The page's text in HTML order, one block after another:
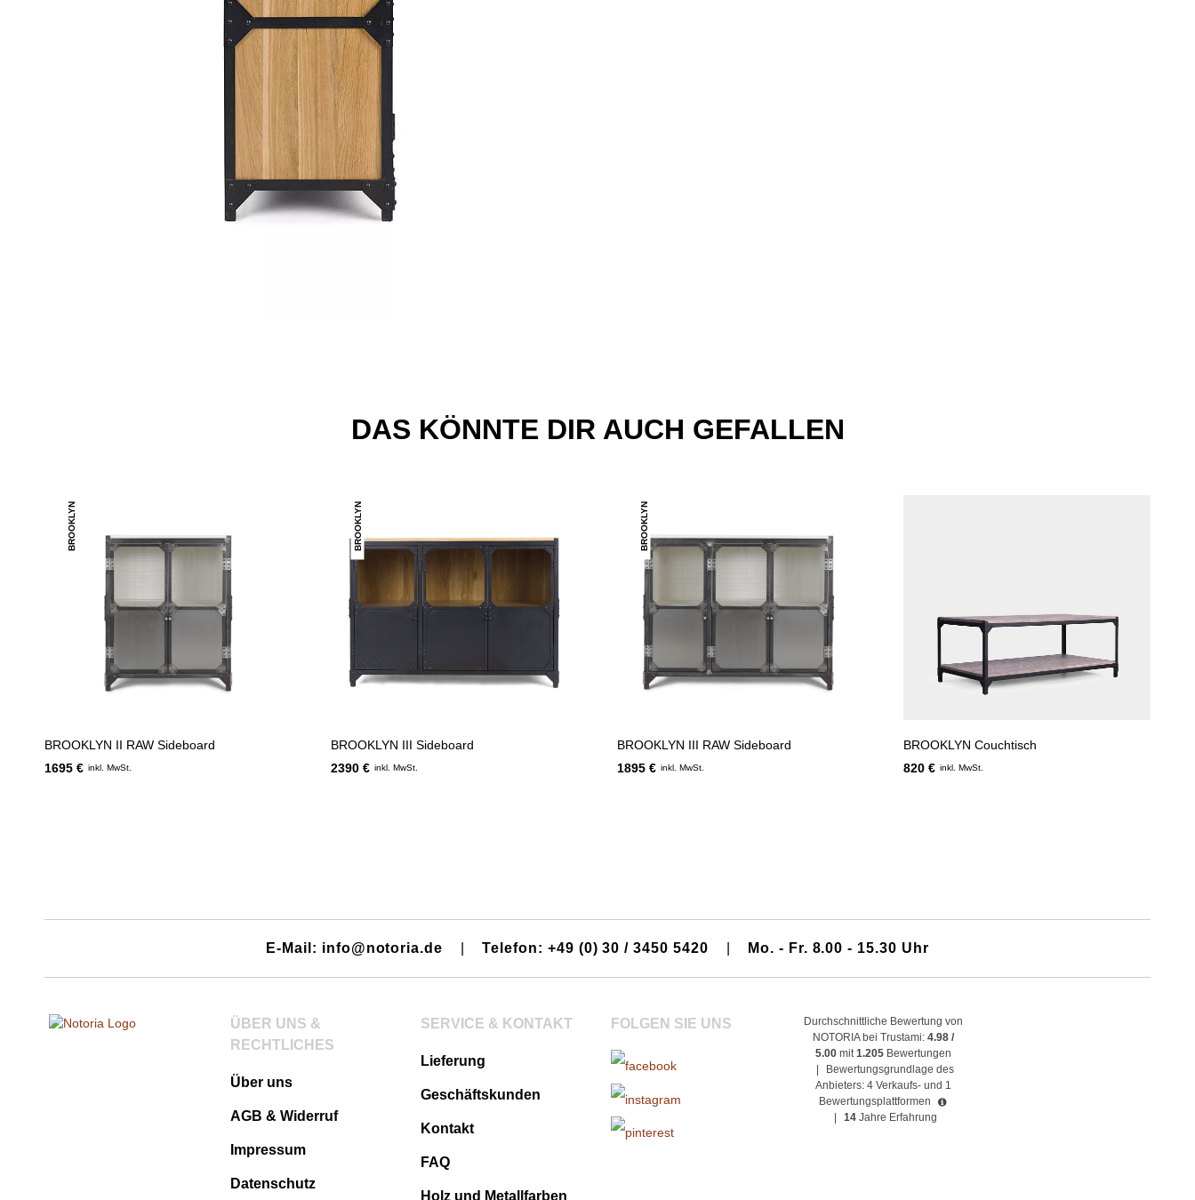
DAS KÖNNTE DIR AUCH GEFALLEN
BROOKLYN
BROOKLYN II RAW Sideboard
1695 € inkl. MwSt.
BROOKLYN
BROOKLYN III Sideboard
2390 € inkl. MwSt.
BROOKLYN
BROOKLYN III RAW Sideboard
1895 € inkl. MwSt.
BROOKLYN Couchtisch
820 € inkl. MwSt.
E-Mail: info@notoria.de Telefon: +49 (0) 30 / 3450 5420 Mo. - Fr. 8.00 - 15.30 Uhr
ÜBER UNS &
RECHTLICHES
Über uns
AGB & Widerruf
Impressum
Datenschutz
SERVICE & KONTAKT
Lieferung
Geschäftskunden
Kontakt
FAQ
Holz und Metallfarben
FOLGEN SIE UNS
Durchschnittliche Bewertung von
NOTORIA bei Trustami: 4.98 /
5.00mit1.205 Bewertungen
Bewertungsgrundlage des
Anbieters: 4 Verkaufs- und 1
Bewertungsplattformen
14 Jahre Erfahrung